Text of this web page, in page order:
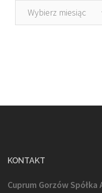
Archiwa
KONTAKT
Cuprum Gorzów Spółka